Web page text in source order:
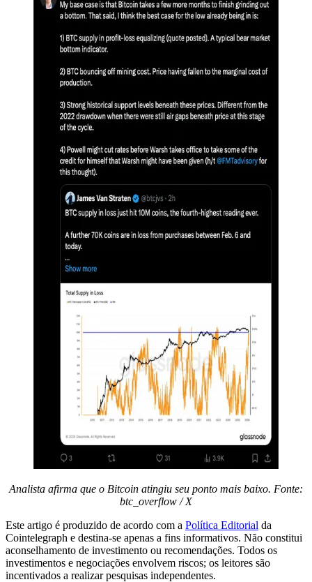
Analista afirma que o Bitcoin atingiu seu ponto mais baixo. Fonte:
btc_overflow / X
Este artigo é produzido de acordo com a Política Editorial da
Cointelegraph e destina-se apenas a fins informativos. Não constitui
aconselhamento de investimento ou recomendações. Todos os
investimentos e negociações envolvem riscos; os leitores são
incentivados a realizar pesquisas independentes.